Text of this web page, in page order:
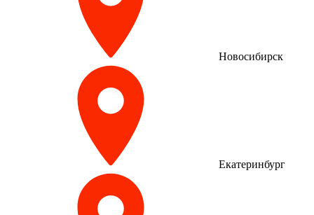
Новосибирск
Екатеринбург